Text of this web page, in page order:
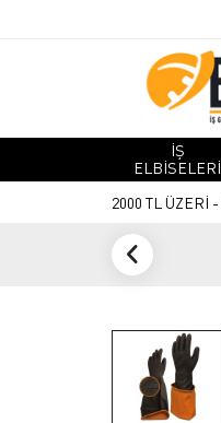
İŞ
ELBİSELERİ
2000 TL ÜZERİ -